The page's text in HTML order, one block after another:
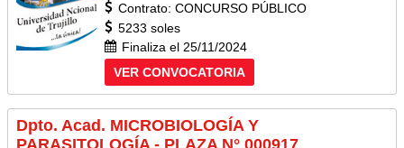
Contrato: CONCURSO PÚBLICO
5233 soles
Finaliza el 25/11/2024
VER CONVOCATORIA
Dpto. Acad. MICROBIOLOGÍA Y